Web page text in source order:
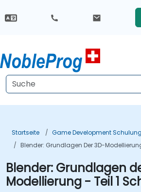
Startseite
Game Development
Blender: Grundlagen Der 3D-
Blender: Grundlagen
Modellierung - Teil 1